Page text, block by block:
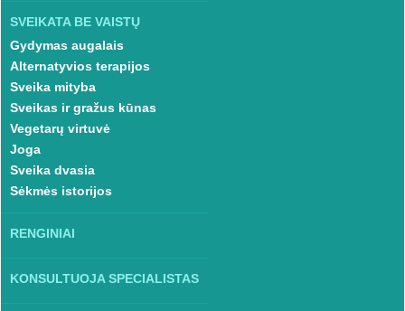
SVEIKATA BE VAISTŲ
Gydymas augalais
Alternatyvios terapijos
Sveika mityba
Sveikas ir gražus kūnas
Vegetarų virtuvė
Joga
Sveika dvasia
Sėkmės istorijos
RENGINIAI
KONSULTUOJA SPECIALISTAS